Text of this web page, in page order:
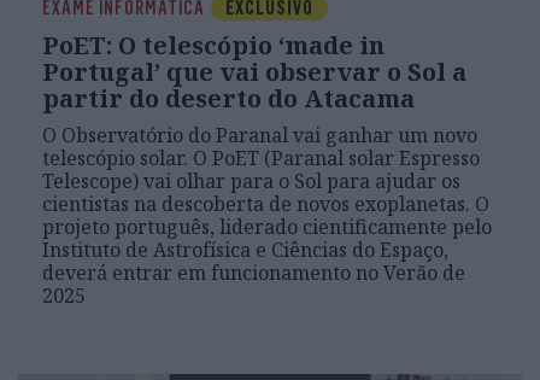
EXAME INFORMÁTICA EXCLUSIVO
PoET: O telescópio ‘made in
Portugal’ que vai observar o Sol a
partir do deserto do Atacama
O Observatório do Paranal vai ganhar um novo
telescópio solar. O PoET (Paranal solar Espresso
Telescope) vai olhar para o Sol para ajudar os
cientistas na descoberta de novos exoplanetas. O
projeto português, liderado cientificamente pelo
Instituto de Astrofísica e Ciências do Espaço,
deverá entrar em funcionamento no Verão de
2025